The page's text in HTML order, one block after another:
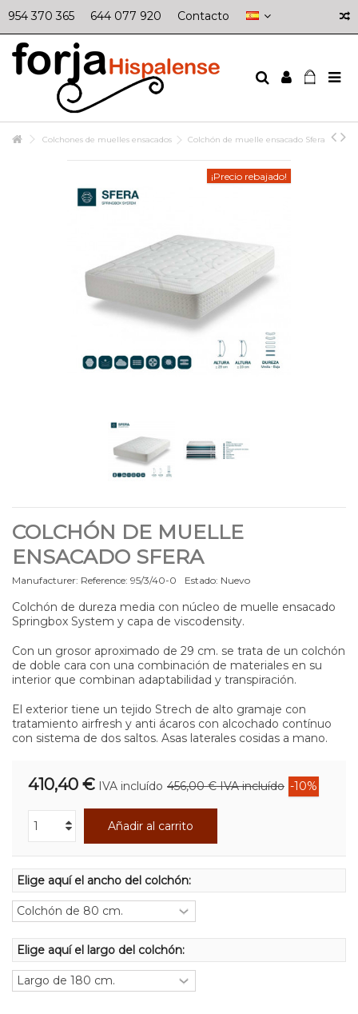
954 370 365 644 077 920 Contacto
Colchones de muelles ensacados Colchón de muelle ensacado Sfera
¡Precio rebajado!
COLCHÓN DE MUELLE
ENSACADO SFERA
Manufacturer: Reference: 95/3/40-0 Estado: Nuevo
Colchón de dureza media con núcleo de muelle ensacado
Springbox System y capa de viscodensity.
Con un grosor aproximado de 29 cm. se trata de un colchón
de doble cara con una combinación de materiales en su
interior que combinan adaptabilidad y transpiración.
El exterior tiene un tejido Strech de alto gramaje con
tratamiento airfresh y anti ácaros con alcochado contínuo
con sistema de dos saltos. Asas laterales cosidas a mano.
410,40 € IVA incluído 456,00 €IVA incluído -10%
Añadir al carrito
Elige aquí el ancho del colchón:
Elige aquí el largo del colchón: